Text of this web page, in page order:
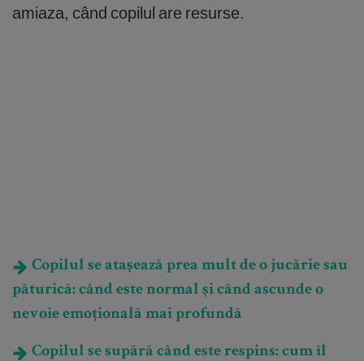
amiaza, când copilul are resurse.
Copilul se atașează prea mult de o jucărie sau
păturică: când este normal și când ascunde o
nevoie emoțională mai profundă
Copilul se supără când este respins: cum îl